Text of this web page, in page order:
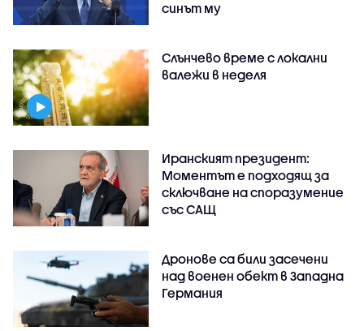
синът му
Слънчево време с локални
валежи в неделя
Иранският президент:
Моментът е подходящ за
сключване на споразумение
със САЩ
Дронове са били засечени
над военен обект в Западна
Германия